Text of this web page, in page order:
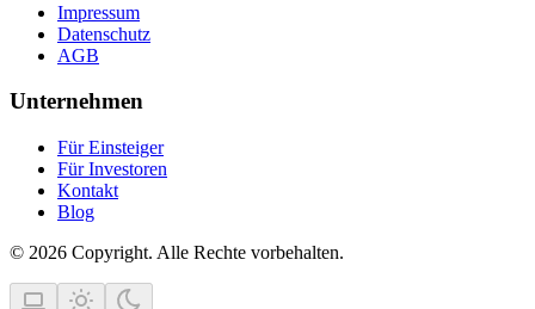
Impressum
Datenschutz
AGB
Unternehmen
Für Einsteiger
Für Investoren
Kontakt
Blog
© 2026 Copyright. Alle Rechte vorbehalten.